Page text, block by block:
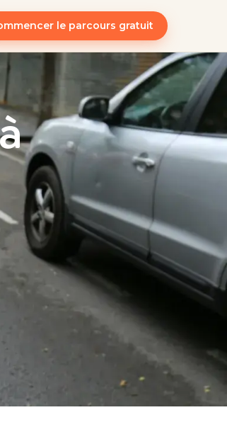
le parcours gratuit